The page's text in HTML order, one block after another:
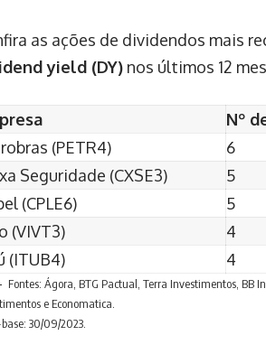
as ações de dividendos mais
yield (DY) nos últimos 12
Nº
(PETR4)
6
Seguridade (CXSE3)
5
(CPLE6)
5
(VIVT3)
4
(ITUB4)
4
Fontes: Ágora, BTG Pactual, Terra Investimentos, BB
e Economatica.
30/09/2023.